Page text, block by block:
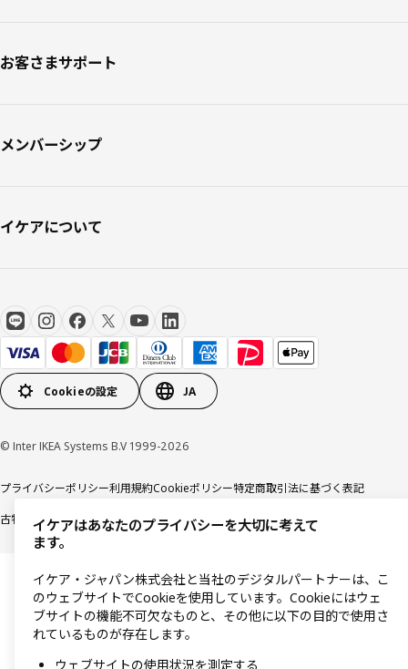
お客さまサポート
メンバーシップ
イケアについて
Cookieの設定 JA
© Inter IKEA Systems B.V 1999-2026
プライバシーポリシー利用規約Cookieポリシー特定商取引法に基づく表記
古物営業法に基づく表記
イケアはあなたのプライバシーを大切に考えて
ます。
イケア・ジャパン株式会社と当社のデジタルパートナーは、こ
のウェブサイトでCookieを使用しています。Cookieにはウェ
ブサイトの機能不可欠なものと、その他に以下の目的で使用さ
れているものが存在します。
ウェブサイトの使用状況を測定する